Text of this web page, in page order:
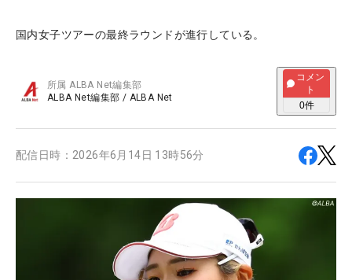
国内女子ツアーの最終ラウンドが進行している。
所属ALBA Net編集部
ALBA Net編集部 / ALBA Net
コメン
ト
0件
配信日時： 2026年6月14日 13時56分